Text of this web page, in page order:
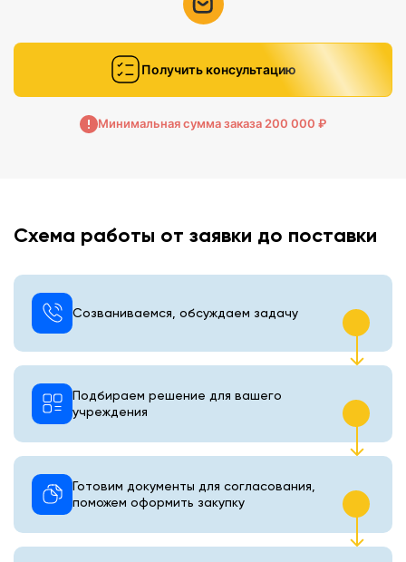
Получить консультацию
Минимальная сумма заказа 200 000 ₽
Схема работы от заявки до поставки
Созваниваемся, обсуждаем задачу
Подбираем решение для вашего
учреждения
Готовим документы для согласования,
поможем оформить закупку